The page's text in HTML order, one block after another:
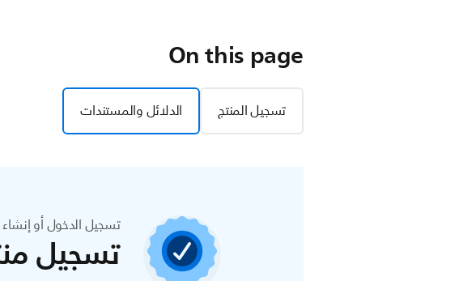
On this page
تسجيل المنتج الدلائل والمستندات
تسجيل الدخول أو
تسجيل